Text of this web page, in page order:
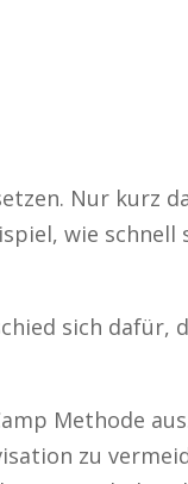
Nur kurz
wie schnell
sich dafür,
Methode
zu